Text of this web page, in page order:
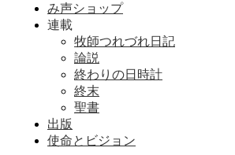
み声ショップ
連載
牧師つれづれ日記
論説
終わりの日時計
終末
聖書
出版
使命とビジョン